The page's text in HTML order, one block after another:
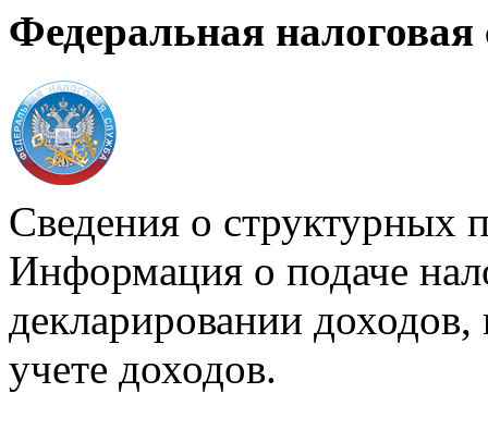
Федеральная налоговая
Сведения о структурных
Информация о подаче
декларировании доходов,
учете доходов.